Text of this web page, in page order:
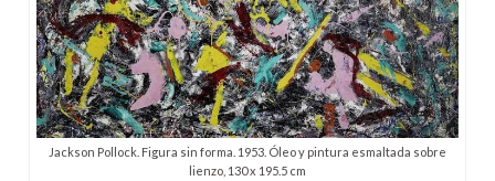
Jackson Pollock. Figura sin forma. 1953. Óleo y pintura esmaltada sobre
lienzo, 130 x 195.5 cm